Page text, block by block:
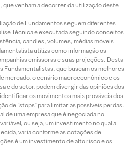
venham a decorrer da utilização deste
de Fundamentos seguem diferentes
Técnica é executada seguindo conceitos
candles, volumes, médias móveis
utiliza como informação os
emissoras e suas projeções. Desta
Fundamentalistas, que buscam os melhores
mercado, o cenário macroeconômico e os
e do setor, podem divergir das opiniões dos
os movimentos mais prováveis dos
de “stops” para limitar as possíveis perdas.
de uma empresa que é negociada no
ou seja, um investimento no qual a
varia conforme as cotações de
é um investimento de alto risco e os